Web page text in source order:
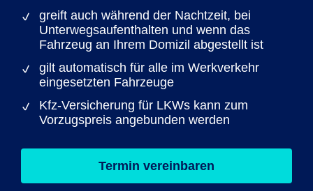
greift auch während der Nachtzeit, bei
Unterwegs­aufenthalten und wenn das
Fahrzeug an Ihrem Domizil abgestellt ist
gilt automatisch für alle im Werkverkehr
eingesetzten Fahrzeuge
Kfz-Versicherung für LKWs kann zum
Vorzugspreis angebunden werden
Termin vereinbaren